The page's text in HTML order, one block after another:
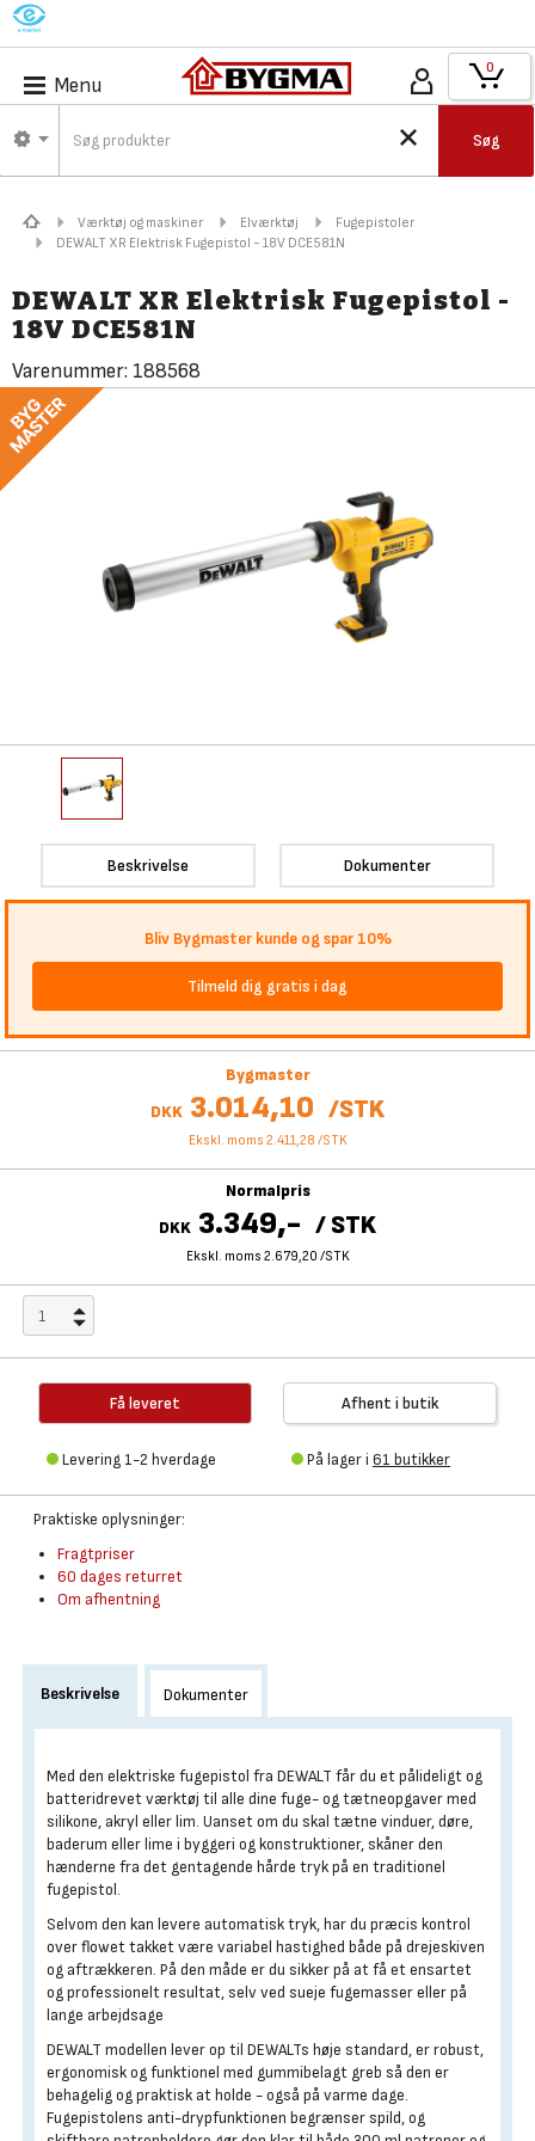
M
Menu
Søg
0
Værktøj og maskiner Elværktøj
Fugepistoler
DEWALT XR Elektrisk Fugepistol - 18V DCE581N
DEWALT XR Elektrisk Fugepistol -
18V DCE581N
Varenummer: 188568
Beskrivelse Dokumenter
Bliv Bygmaster kunde og spar 10%
Tilmeld dig gratis i dag
Bygmaster
DKK 3.014,10 /STK
Ekskl. moms 2.411,28 /STK
Normalpris
DKK 3.349,- /STK
Ekskl. moms 2.679,20 /STK
Få leveret
Levering 1-2 hverdage
Afhent i butik
På lager i 61 butikker
Praktiske oplysninger:
Fragtpriser
60 dages returret
Om afhentning
Beskrivelse Dokumenter
Med den elektriske fugepistol fra DEWALT får du et pålideligt og
batteridrevet værktøj til alle dine fuge- og tætneopgaver med
silikone, akryl eller lim. Uanset om du skal tætne vinduer, døre,
baderum eller lime i byggeri og konstruktioner, skåner den
hænderne fra det gentagende hårde tryk på en traditionel
fugepistol.
Selvom den kan levere automatisk tryk, har du præcis kontrol
over flowet takket være variabel hastighed både på drejeskiven
og aftrækkeren. På den måde er du sikker på at få et ensartet
og professionelt resultat, selv ved sueje fugemasser eller på
lange arbejdsage
DEWALT modellen lever op til DEWALTs høje standard, er robust,
ergonomisk og funktionel med gummibelagt greb så den er
behagelig og praktisk at holde - også på varme dage.
Fugepistolens anti-drypfunktionen begrænser spild, og